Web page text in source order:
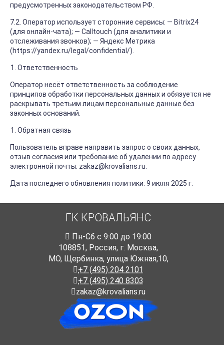
предусмотренных законодательством РФ.
7.2. Оператор использует сторонние сервисы: — Bitrix24
(для онлайн-чата); — Calltouch (для аналитики и
отслеживания звонков); — Яндекс Метрика
(https://yandex.ru/legal/confidential/).
Ответственность
Оператор несёт ответственность за соблюдение
принципов обработки персональных данных и обязуется не
раскрывать третьим лицам персональные данные без
законных оснований.
Обратная связь
Пользователь вправе направить запрос о своих данных,
отзыв согласия или требование об удалении по адресу
электронной почты: zakaz@krovalians.ru.
Дата последнего обновления политики: 9 июля 2025 г.
ГК КРОВАЛЬЯНС
Пн-Cб с 9:00 до 19:00
108851, Россия, г. Москва,
МО, Щербинка, улица Южная,10,
+7 (495) 204 2101
+7 (495) 240 8303
zakaz@krovalians.ru